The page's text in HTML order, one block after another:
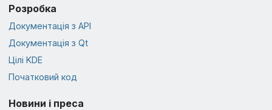
Розробка
Документація з API
Документація з Qt
Цілі KDE
Початковий код
Новини і преса